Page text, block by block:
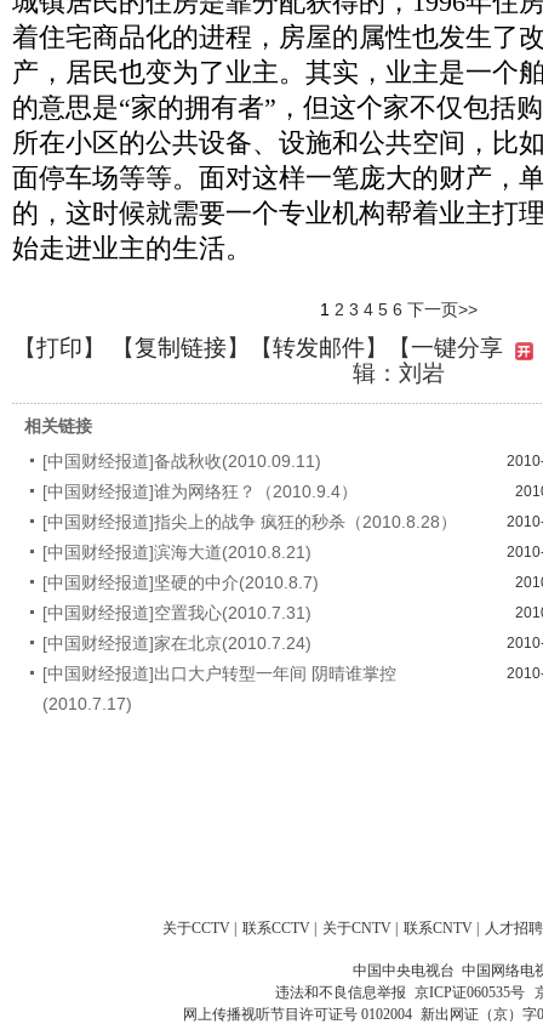
着住宅商品化的进程，房屋的属性也发生了
产，居民也变为了业主。其实，业主是一个
的意思是“家的拥有者”，但这个家不仅包括
所在小区的公共设备、设施和公共空间，比
面停车场等等。面对这样一笔庞大的财产，
的，这时候就需要一个专业机构帮着业主打
始走进业主的生活。
1 2 3 4 5 6 下一页>>
【打印】 【复制链接】【转发邮件】
【一键分享
辑：刘岩
相关链接
[中国财经报道]备战秋收(2010.09.11)
[中国财经报道]谁为网络狂？（2010.9.4）
[中国财经报道]指尖上的战争 疯狂的秒杀（2010.8.28）
[中国财经报道]滨海大道(2010.8.21)
[中国财经报道]坚硬的中介(2010.8.7)
[中国财经报道]空置我心(2010.7.31)
[中国财经报道]家在北京(2010.7.24)
[中国财经报道]出口大户转型一年间 阴晴谁掌控
(2010.7.17)
关于CCTV | 联系CCTV | 关于CNTV | 联系CNTV | 人才招聘
中国中央电视台 中国网络电
违法和不良信息举报 京ICP证060535号
网上传播视听节目许可证号 0102004 新出网证（京）